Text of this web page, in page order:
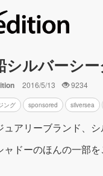
シルバーシ
2016/5/13 9234
ング sponsored silversea
アリーブランド、
ャドーのほんの一部を